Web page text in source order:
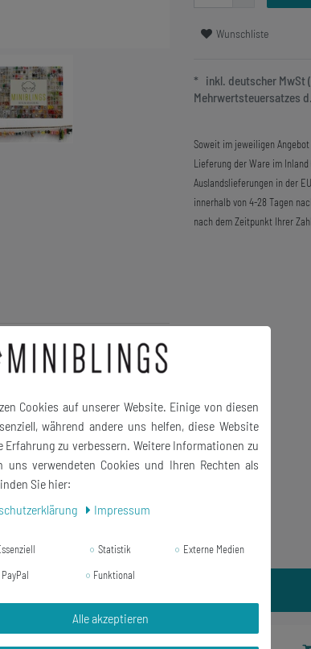
Wunschliste
* inkl. deutscher MwSt
Mehrwertsteuersatzes
Soweit im jeweiligen
Lieferung der Ware im
Auslandslieferungen in der
innerhalb von 4-28 Tagen
nach dem Zeitpunkt Ihrer
Cookies auf unserer Website. Einige von diesen
während andere uns helfen, diese Website
Erfahrung zu verbessern. Weitere Informationen zu
uns verwendeten Cookies und Ihren Rechten als
Sie hier:
Impressum
Statistik
Externe Medien
PayPal
Funktional
Alle akzeptieren